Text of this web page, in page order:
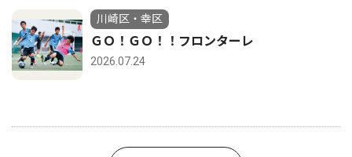
川崎区・幸区
ＧＯ！ＧＯ！！フロンターレ
2026.07.24